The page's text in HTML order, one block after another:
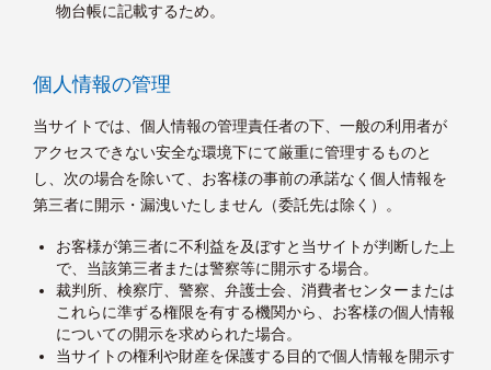
物台帳に記載するため。
個人情報の管理
当サイトでは、個人情報の管理責任者の下、一般の利用者が
アクセスできない安全な環境下にて厳重に管理するものと
し、次の場合を除いて、お客様の事前の承諾なく個人情報を
第三者に開示・漏洩いたしません（委託先は除く）。
お客様が第三者に不利益を及ぼすと当サイトが判断した上
で、当該第三者または警察等に開示する場合。
裁判所、検察庁、警察、弁護士会、消費者センターまたは
これらに準ずる権限を有する機関から、お客様の個人情報
についての開示を求められた場合。
当サイトの権利や財産を保護する目的で個人情報を開示す